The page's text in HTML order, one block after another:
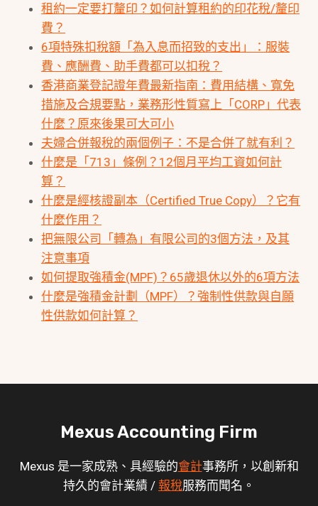
租約一定要打釐印？如何計算租約的印花稅/釐印
費？
6項特殊扣稅額「為入息而招致的支出」：服裝
費、應酬費、助手費都可以扣稅？
香港商業登記證年費最新指南：費用結構、寬免
措施及合規要點，業務形性質寫上「CORP」代表
什麼？原來後果可大可小
夫婦合併報稅的兩個例子：不是合併了就有利？
什麼是「713」條例？12個月平均工資如何計
算？
什麼是經核證副本（Certified True Copy）？它有
什麼作用？
把無限公司「轉為」有限公司的3個方法，及其
注意事項
如何提取強積金(MPF)？65歲退休以外的6項方法
什麼是強積金計劃（MPF）？強制性供款與自願
性供款如何計算？
Mexus Accounting Firm
Mexus 是一家成熟、具經驗的會計事務所，以創新和
持久的會計業績 / 報稅服務而聞名。